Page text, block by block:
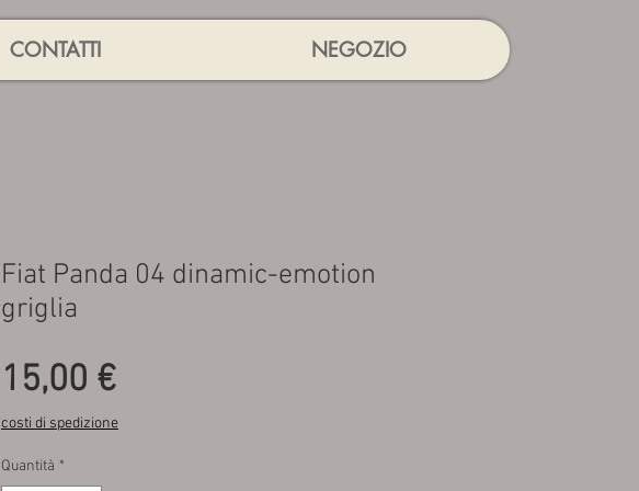
CONTATTI NEGOZIO
Fiat Panda 04 dinamic-emotion
griglia
15,00 €Prezzo
costi di spedizione
Quantità *